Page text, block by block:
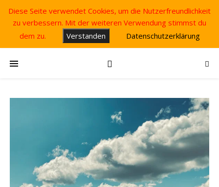
Diese Seite verwendet Cookies, um die Nutzerfreundlichkeit
zu verbessern. Mit der weiteren Verwendung stimmst du
dem zu.
Verstanden Datenschutzerklärung